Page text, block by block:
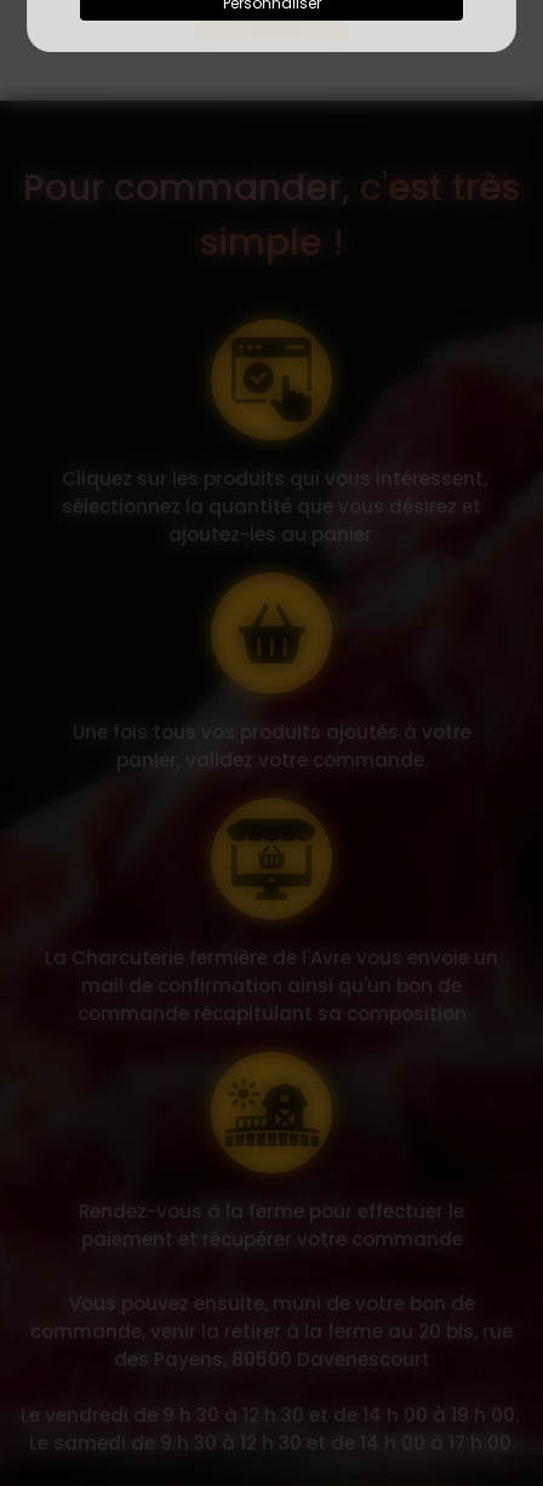
Contact
Pour commander, c'est très
simple !
Cliquez sur les produits qui vous intéressent,
sélectionnez la quantité que vous désirez et
ajoutez-les au panier.
Une fois tous vos produits ajoutés à votre
panier, validez votre commande.
La Charcuterie fermière de l'Avre vous envoie un
mail de confirmation ainsi qu'un bon de
commande récapitulant sa composition
Rendez-vous à la ferme pour effectuer le
paiement et récupérer votre commande
Vous pouvez ensuite, muni de votre bon de
commande, venir la retirer à la ferme au 20 bis, rue
des Payens, 80500 Davenescourt
Le vendredi de 9 h 30 à 12 h 30 et de 14 h 00 à 19 h 00.
Le samedi de 9 h 30 à 12 h 30 et de 14 h 00 à 17 h 00.